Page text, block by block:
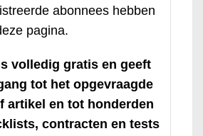
abonnees hebben
pagina.
volledig gratis en geeft
tot het opgevraagde
artikel en tot honderden
contracten en tests